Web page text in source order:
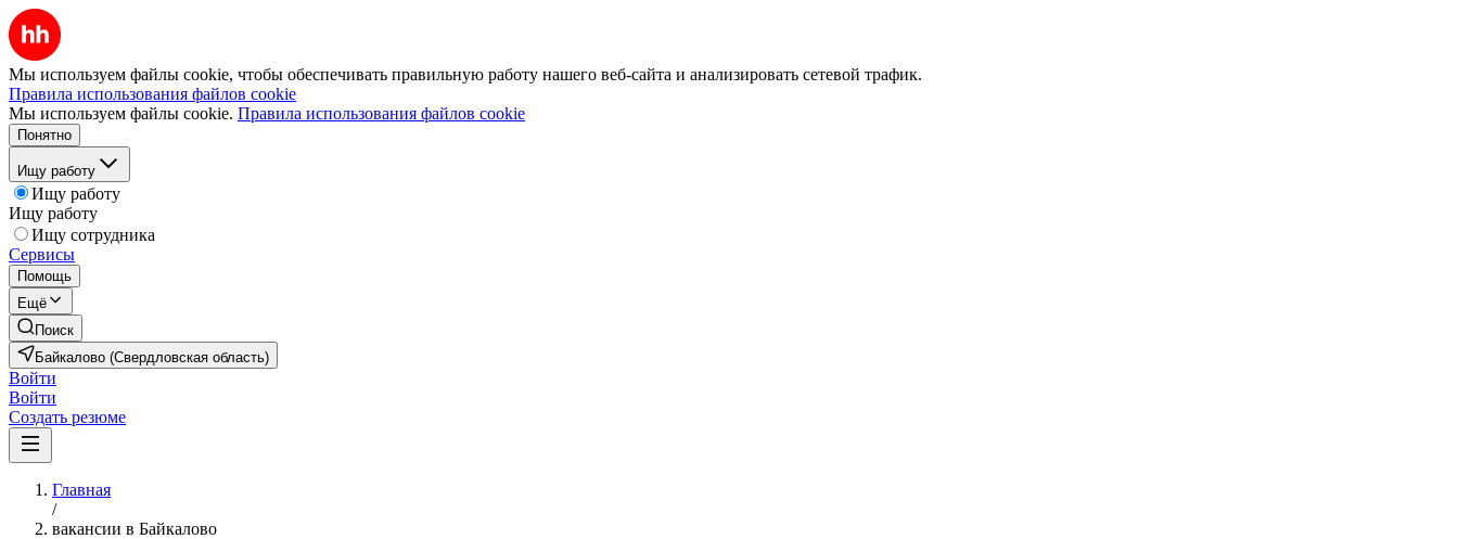
Мы используем файлы cookie, чтобы обеспечивать правильную работу нашего веб-сайта и анализировать сетевой трафик.
Правила использования файлов cookie
Мы используем файлы cookie. Правила использования файлов cookie
Понятно
Ищу работу
Ищу работу
Ищу работу
Ищу сотрудника
Сервисы
Помощь
Ещё
Поиск
Байкалово (Свердловская область)
Войти
Войти
Создать резюме
Главная
/
вакансии в Байкалово